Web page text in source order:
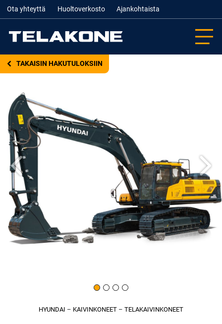
Ota yhteyttä Huoltoverkosto Ajankohtaista
TAKAISIN HAKUTULOKSIIN
Edellinen
HYUNDAI – KAIVINKONEET – TELAKAIVINKONEET